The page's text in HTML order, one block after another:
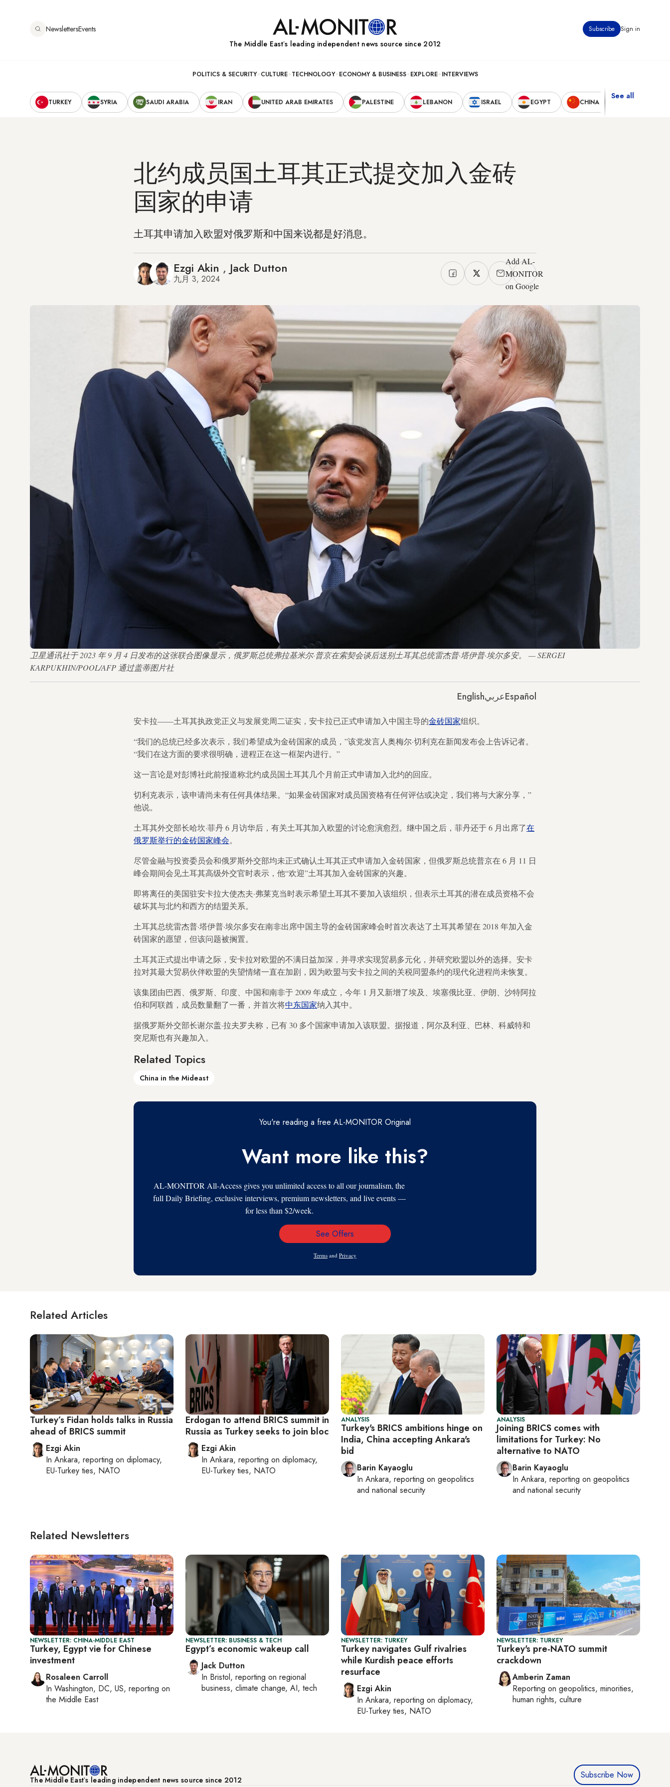
NewslettersEvents Subscribe Sign in
The Middle Eastʼs leading independent news source since 2012
navigation
POLITICS & SECURITY CULTURE TECHNOLOGY ECONOMY & BUSINESS EXPLORE INTERVIEWS
Secondary
TURKEY SYRIA SAUDI ARABIA IRAN UNITED ARAB EMIRATES PALESTINE LEBANON ISRAEL EGYPT CHINA
See all
北约成员国土耳其正式提交加入金砖
国家的申请
土耳其申请加入欧盟对俄罗斯和中国来说都是好消息。
Ezgi Akin , Jack Dutton
九月 3, 2024
Add AL-
MONITOR
on Google
卫星通讯社于 2023 年 9 月 4 日发布的这张联合图像显示，俄罗斯总统弗拉基米尔·普京在索契会谈后送别土耳其总统雷杰普·塔伊普·埃尔多安。 — SERGEI
KARPUKHIN/POOL/AFP 通过盖蒂图片社
EnglishعربيEspañol
安卡拉——土耳其执政党正义与发展党周二证实，安卡拉已正式申请加入中国主导的金砖国家组织。
“我们的总统已经多次表示，我们希望成为金砖国家的成员，”该党发言人奥梅尔·切利克在新闻发布会上告诉记者。
“我们在这方面的要求很明确，进程正在这一框架内进行。”
这一言论是对彭博社此前报道称北约成员国土耳其几个月前正式申请加入北约的回应。
切利克表示，该申请尚未有任何具体结果。“如果金砖国家对成员国资格有任何评估或决定，我们将与大家分享，”
他说。
土耳其外交部长哈坎·菲丹 6 月访华后，有关土耳其加入欧盟的讨论愈演愈烈。继中国之后，菲丹还于 6 月出席了在
俄罗斯举行的金砖国家峰会。
尽管金融与投资委员会和俄罗斯外交部均未正式确认土耳其正式申请加入金砖国家，但俄罗斯总统普京在 6 月 11 日
峰会期间会见土耳其高级外交官时表示，他“欢迎”土耳其加入金砖国家的兴趣。
即将离任的美国驻安卡拉大使杰夫·弗莱克当时表示希望土耳其不要加入该组织，但表示土耳其的潜在成员资格不会
破坏其与北约和西方的结盟关系。
土耳其总统雷杰普·塔伊普·埃尔多安在南非出席中国主导的金砖国家峰会时首次表达了土耳其希望在 2018 年加入金
砖国家的愿望，但该问题被搁置。
土耳其正式提出申请之际，安卡拉对欧盟的不满日益加深，并寻求实现贸易多元化，并研究欧盟以外的选择。安卡
拉对其最大贸易伙伴欧盟的失望情绪一直在加剧，因为欧盟与安卡拉之间的关税同盟条约的现代化进程尚未恢复。
该集团由巴西、俄罗斯、印度、中国和南非于 2009 年成立，今年 1 月又新增了埃及、埃塞俄比亚、伊朗、沙特阿拉
伯和阿联酋，成员数量翻了一番，并首次将中东国家纳入其中。
据俄罗斯外交部长谢尔盖·拉夫罗夫称，已有 30 多个国家申请加入该联盟。据报道，阿尔及利亚、巴林、科威特和
突尼斯也有兴趣加入。
Related Topics
China in the Mideast
You're reading a free AL-MONITOR Original
Want more like this?
AL-MONITOR All-Access gives you unlimited access to all our journalism, the
full Daily Briefing, exclusive interviews, premium newsletters, and live events —
for less than $2/week.
Email
See Offers
Terms and Privacy
Related Articles
Turkey’s Fidan holds talks in Russia
ahead of BRICS summit
Ezgi Akin
In Ankara, reporting on diplomacy,
EU-Turkey ties, NATO
Erdogan to attend BRICS summit in
Russia as Turkey seeks to join bloc
Ezgi Akin
In Ankara, reporting on diplomacy,
EU-Turkey ties, NATO
ANALYSIS
Turkey's BRICS ambitions hinge on
India, China accepting Ankara's
bid
Barin Kayaoglu
In Ankara, reporting on geopolitics
and national security
ANALYSIS
Joining BRICS comes with
limitations for Turkey: No
alternative to NATO
Barin Kayaoglu
In Ankara, reporting on geopolitics
and national security
Related Newsletters
NEWSLETTER: CHINA-MIDDLE EAST
Turkey, Egypt vie for Chinese
investment
Rosaleen Carroll
In Washington, DC, US, reporting on
the Middle East
NEWSLETTER: BUSINESS & TECH
Egypt’s economic wakeup call
Jack Dutton
In Bristol, reporting on regional
business, climate change, AI, tech
NEWSLETTER: TURKEY
Turkey navigates Gulf rivalries
while Kurdish peace efforts
resurface
Ezgi Akin
In Ankara, reporting on diplomacy,
EU-Turkey ties, NATO
NEWSLETTER: TURKEY
Turkey's pre-NATO summit
crackdown
Amberin Zaman
Reporting on geopolitics, minorities,
human rights, culture
The Middle Eastʼs leading independent news source since 2012 Subscribe Now